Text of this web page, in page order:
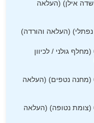
(צומת שדה אילן) (העלאה
הגליל התחתון - 65 (מחלף גולני / לכיוון
הגליל התחתון - 65 (מחנה נטפים) (העלאה
הגליל התחתון - 65 (צומת נטופה) (העלאה